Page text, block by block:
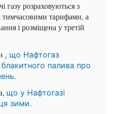
розраховуються з
тимчасовими тарифами, а
і розміщена у третій
, що Нафтогаз
палива про
що у Нафтогазі
зими.